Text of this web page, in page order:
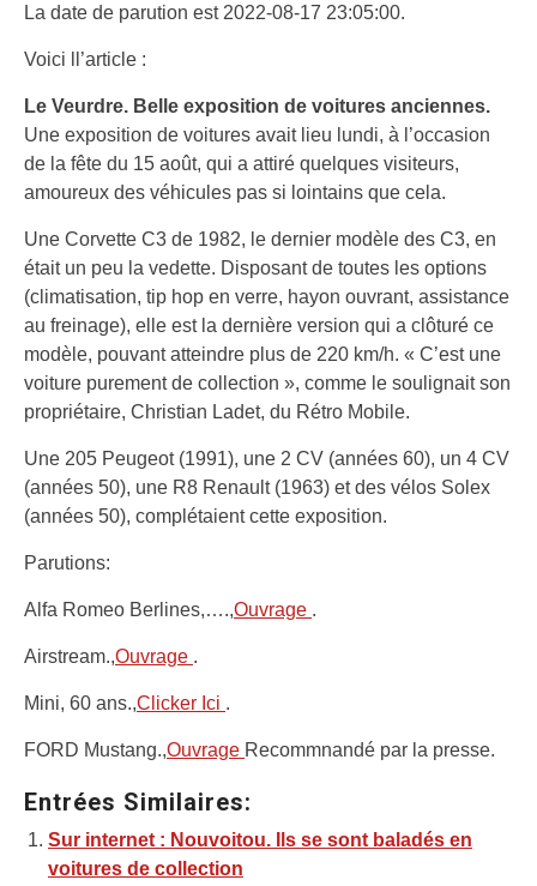
La date de parution est 2022-08-17 23:05:00.
Voici ll’article :
Le Veurdre. Belle exposition de voitures anciennes.
Une exposition de voitures avait lieu lundi, à l’occasion
de la fête du 15 août, qui a attiré quelques visiteurs,
amoureux des véhicules pas si lointains que cela.
Une Corvette C3 de 1982, le dernier modèle des C3, en
était un peu la vedette. Disposant de toutes les options
(climatisation, tip hop en verre, hayon ouvrant, assistance
au freinage), elle est la dernière version qui a clôturé ce
modèle, pouvant atteindre plus de 220 km/h. « C’est une
voiture purement de collection », comme le soulignait son
propriétaire, Christian Ladet, du Rétro Mobile.
Une 205 Peugeot (1991), une 2 CV (années 60), un 4 CV
(années 50), une R8 Renault (1963) et des vélos Solex
(années 50), complétaient cette exposition.
Parutions:
Alfa Romeo Berlines,….,Ouvrage .
Airstream.,Ouvrage .
Mini, 60 ans.,Clicker Ici .
FORD Mustang.,Ouvrage Recommnandé par la presse.
Entrées Similaires:
Sur internet : Nouvoitou. Ils se sont baladés en
voitures de collection